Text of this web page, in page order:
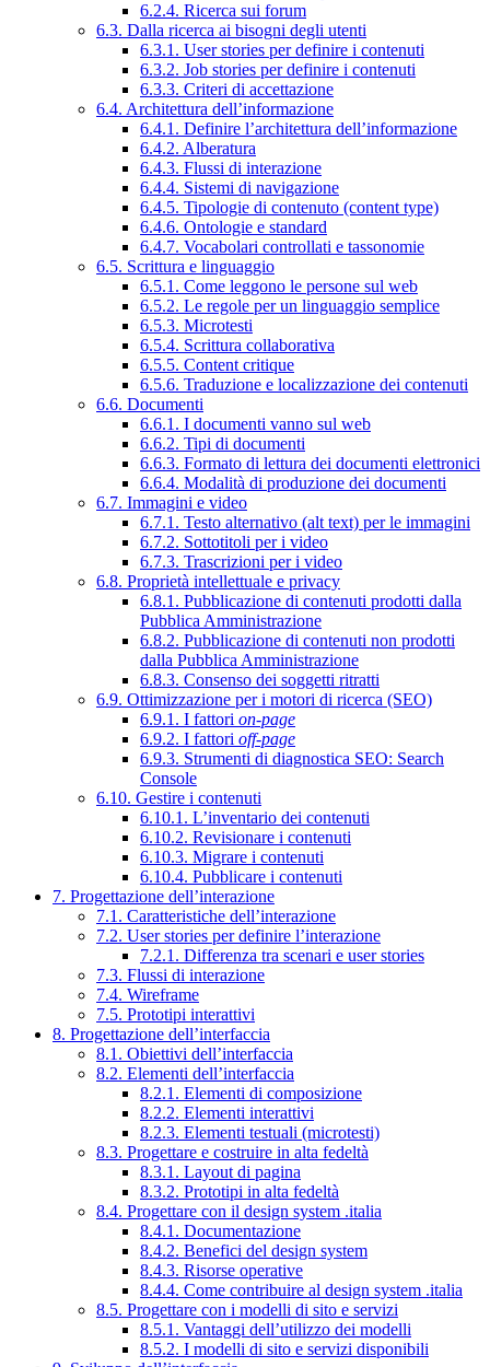
6.2.4. Ricerca sui forum
6.3. Dalla ricerca ai bisogni degli utenti
6.3.1. User stories per definire i contenuti
6.3.2. Job stories per definire i contenuti
6.3.3. Criteri di accettazione
6.4. Architettura dell’informazione
6.4.1. Definire l’architettura dell’informazione
6.4.2. Alberatura
6.4.3. Flussi di interazione
6.4.4. Sistemi di navigazione
6.4.5. Tipologie di contenuto (content type)
6.4.6. Ontologie e standard
6.4.7. Vocabolari controllati e tassonomie
6.5. Scrittura e linguaggio
6.5.1. Come leggono le persone sul web
6.5.2. Le regole per un linguaggio semplice
6.5.3. Microtesti
6.5.4. Scrittura collaborativa
6.5.5. Content critique
6.5.6. Traduzione e localizzazione dei contenuti
6.6. Documenti
6.6.1. I documenti vanno sul web
6.6.2. Tipi di documenti
6.6.3. Formato di lettura dei documenti elettronici
6.6.4. Modalità di produzione dei documenti
6.7. Immagini e video
6.7.1. Testo alternativo (alt text) per le immagini
6.7.2. Sottotitoli per i video
6.7.3. Trascrizioni per i video
6.8. Proprietà intellettuale e privacy
6.8.1. Pubblicazione di contenuti prodotti dalla
Pubblica Amministrazione
6.8.2. Pubblicazione di contenuti non prodotti
dalla Pubblica Amministrazione
6.8.3. Consenso dei soggetti ritratti
6.9. Ottimizzazione per i motori di ricerca (SEO)
6.9.1. I fattori on-page
6.9.2. I fattori off-page
6.9.3. Strumenti di diagnostica SEO: Search
Console
6.10. Gestire i contenuti
6.10.1. L’inventario dei contenuti
6.10.2. Revisionare i contenuti
6.10.3. Migrare i contenuti
6.10.4. Pubblicare i contenuti
7. Progettazione dell’interazione
7.1. Caratteristiche dell’interazione
7.2. User stories per definire l’interazione
7.2.1. Differenza tra scenari e user stories
7.3. Flussi di interazione
7.4. Wireframe
7.5. Prototipi interattivi
8. Progettazione dell’interfaccia
8.1. Obiettivi dell’interfaccia
8.2. Elementi dell’interfaccia
8.2.1. Elementi di composizione
8.2.2. Elementi interattivi
8.2.3. Elementi testuali (microtesti)
8.3. Progettare e costruire in alta fedeltà
8.3.1. Layout di pagina
8.3.2. Prototipi in alta fedeltà
8.4. Progettare con il design system .italia
8.4.1. Documentazione
8.4.2. Benefici del design system
8.4.3. Risorse operative
8.4.4. Come contribuire al design system .italia
8.5. Progettare con i modelli di sito e servizi
8.5.1. Vantaggi dell’utilizzo dei modelli
8.5.2. I modelli di sito e servizi disponibili